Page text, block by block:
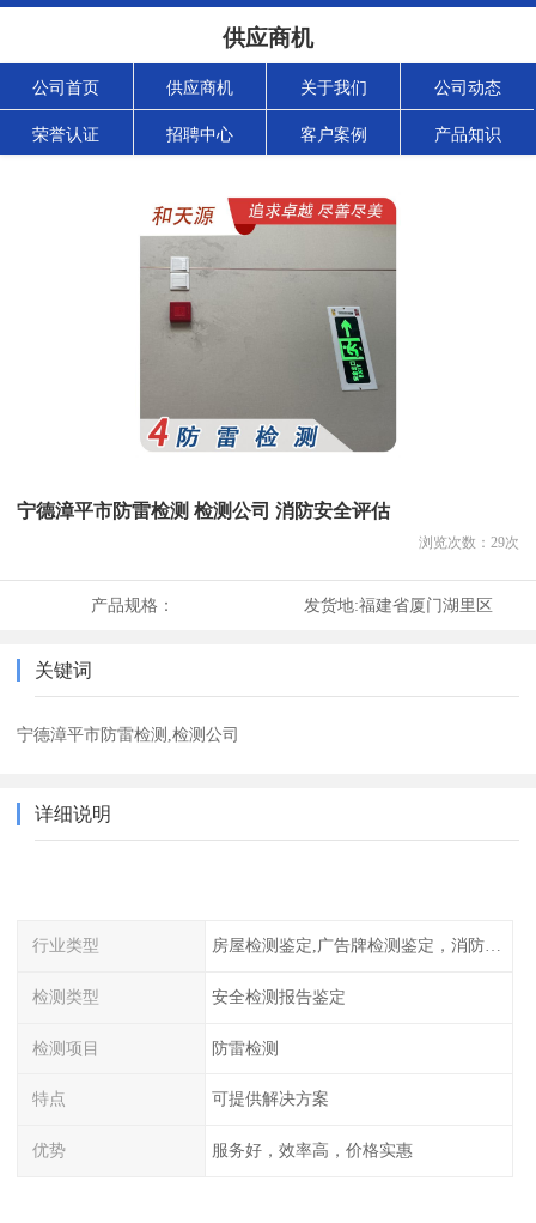
供应商机
公司首页 供应商机 关于我们 公司动态
荣誉认证 招聘中心 客户案例 产品知识
宁德漳平市防雷检测 检测公司 消防安全评估
浏览次数： 29次
产品规格： 发货地:福建省厦门湖里区
关键词
宁德漳平市防雷检测,检测公司
详细说明
行业类型 房屋检测鉴定,广告牌检测鉴定，消防检测
检测类型 安全检测报告鉴定
检测项目 防雷检测
特点 可提供解决方案
优势 服务好，效率高，价格实惠